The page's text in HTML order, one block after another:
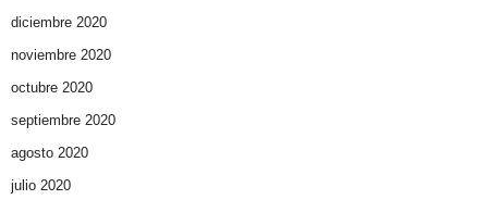
diciembre 2020
noviembre 2020
octubre 2020
septiembre 2020
agosto 2020
julio 2020